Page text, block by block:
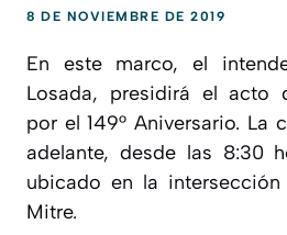
8 DE NOVIEMBRE DE 2019
En este marco, el
Losada, presidirá el acto
por el 149° Aniversario. La
adelante, desde las 8:30
ubicado en la
Mitre.